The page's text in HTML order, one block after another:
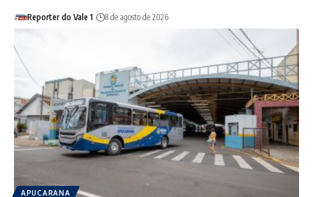
Reporter do Vale 1 8 de agosto de 2026
APUCARANA